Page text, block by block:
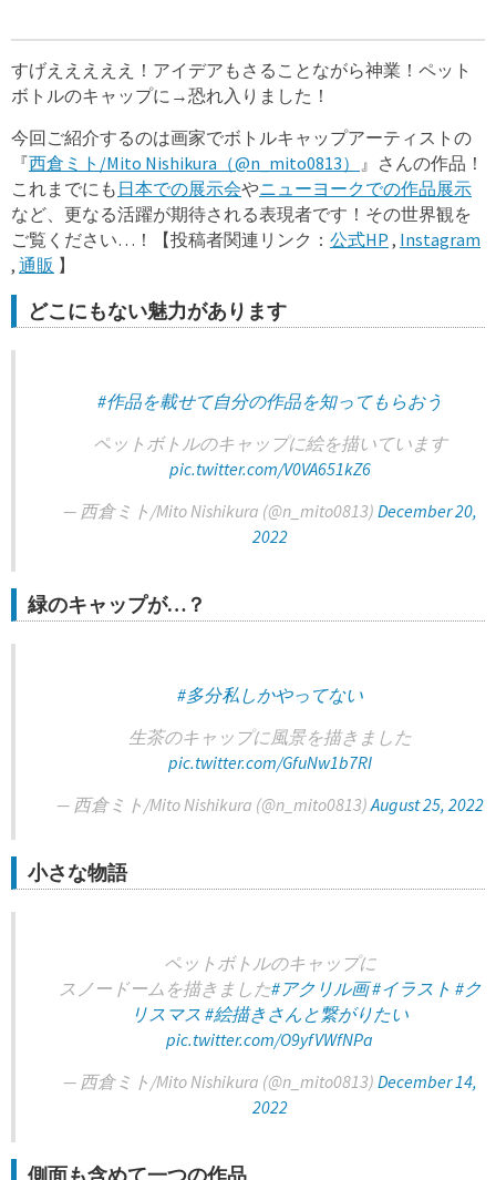
すげえええええ！アイデアもさることながら神業！ペット
ボトルのキャップに→恐れ入りました！
今回ご紹介するのは画家でボトルキャップアーティストの
『西倉ミト/Mito Nishikura（@n_mito0813） 』さんの作品！
これまでにも 日本での展示会やニューヨークでの作品展示
など、更なる活躍が期待される表現者です！その世界観を
ご覧ください…！【投稿者関連リンク： 公式HP , Instagram
, 通販 】
どこにもない魅力があります
#作品を載せて自分の作品を知ってもらおう
ペットボトルのキャップに絵を描いています
pic.twitter.com/V0VA651kZ6
— 西倉ミト/Mito Nishikura (@n_mito0813) December 20,
2022
緑のキャップが…？
#多分私しかやってない
生茶のキャップに風景を描きました
pic.twitter.com/GfuNw1b7RI
— 西倉ミト/Mito Nishikura (@n_mito0813)August 25, 2022
小さな物語
ペットボトルのキャップに
スノードームを描きました#アクリル画#イラスト #ク
リスマス #絵描きさんと繋がりたい
pic.twitter.com/O9yfVWfNPa
— 西倉ミト/Mito Nishikura (@n_mito0813) December 14,
2022